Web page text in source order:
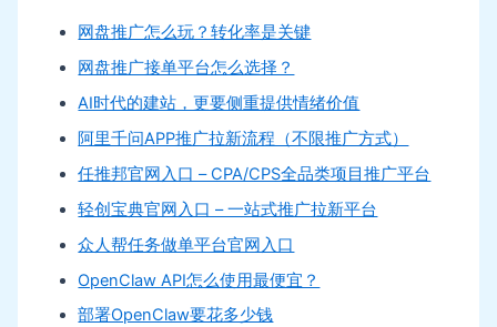
网盘推广怎么玩？转化率是关键
网盘推广接单平台怎么选择？
AI时代的建站，更要侧重提供情绪价值
阿里千问APP推广拉新流程（不限推广方式）
任推邦官网入口 – CPA/CPS全品类项目推广平台
轻创宝典官网入口 – 一站式推广拉新平台
众人帮任务做单平台官网入口
OpenClaw API怎么使用最便宜？
部署OpenClaw要花多少钱